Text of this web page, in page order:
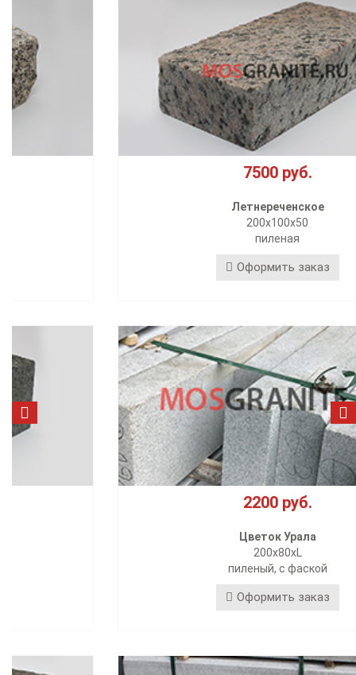
Оформить заказ
пиленый, с фаской
Оформить заказ